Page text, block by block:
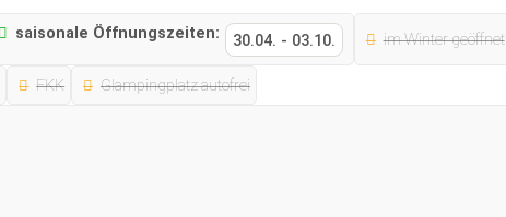
saisonale Öffnungszeiten: 30.04. - 03.10. im Winter geöffnet
FKK Glampingplatz autofrei